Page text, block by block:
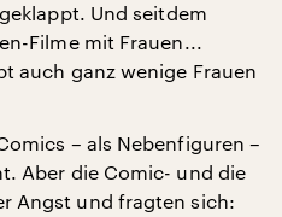
Und seitdem
Filme mit Frauen...
auch ganz wenige Frauen
– als Nebenfiguren –
Aber die Comic- und die
Angst und fragten sich: